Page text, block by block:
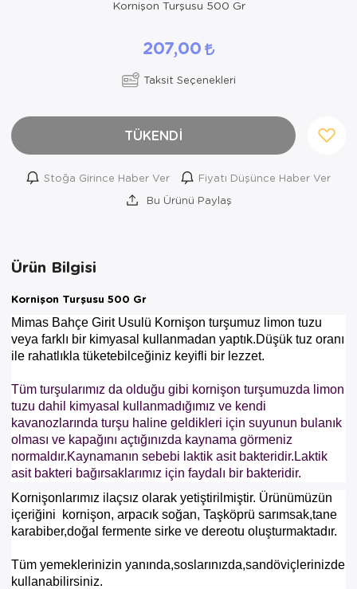
Kornişon Turşusu 500 Gr
207,00
Taksit Seçenekleri
TÜKENDİ
Stoğa Girince Haber Ver
Fiyatı Düşünce Haber Ver
Bu Ürünü Paylaş
Ürün Bilgisi
Kornişon Turşusu 500 Gr
Mimas Bahçe Girit Usulü Kornişon turşumuz limon tuzu
veya farklı bir kimyasal kullanmadan yaptık.Düşük tuz oranı
ile rahatlıkla tüketebilceğiniz keyifli bir lezzet.
Tüm turşularımız da olduğu gibi kornişon turşumuzda limon
tuzu dahil kimyasal kullanmadığımız ve kendi
kavanozlarında turşu haline geldikleri için suyunun bulanık
olması ve kapağını açtığınızda kaynama görmeniz
normaldır.Kaynamanın sebebi laktik asit bakteridir.Laktik
asit bakteri bağırsaklarımız için faydalı bir bakteridir.
Kornişonlarımız ilaçsız olarak yetiştirilmiştir. Ürünümüzün
içeriğini kornişon, arpacık soğan, Taşköprü sarımsak,tane
karabiber,doğal fermente sirke ve dereotu oluşturmaktadır.
Tüm yemeklerinizin yanında,soslarınızda,sandöviçlerinizde
kullanabilirsiniz.
AYNI GÜN
TESLİMAT
ÜRÜNLERİ
×
Sepetinizde AYNI GÜN TESLİMAT
ürünü bulunduğu için AYNI GÜN
TESLİMAT kargo seçeneği dışında
seçemezsiniz. NOT: AYNI GÜN
TESLİMAT hizmeti sadece İSTANBUL
ve 850TL üzeri siparişler için